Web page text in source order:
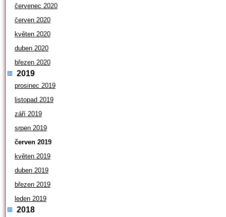
červenec 2020
červen 2020
květen 2020
duben 2020
březen 2020
2019
prosinec 2019
listopad 2019
září 2019
srpen 2019
červen 2019
květen 2019
duben 2019
březen 2019
leden 2019
2018